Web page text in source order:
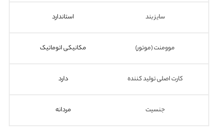
سایز بند استاندارد
موومنت (موتور) مکانیکی اتوماتیک
کارت اصلی تولید کننده دارد
جنسیت مردانه